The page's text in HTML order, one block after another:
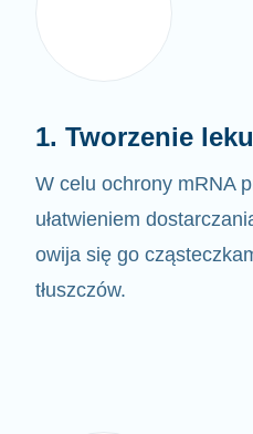
W celu ochrony mRNA
ułatwieniem
owija się go
tłuszczów.